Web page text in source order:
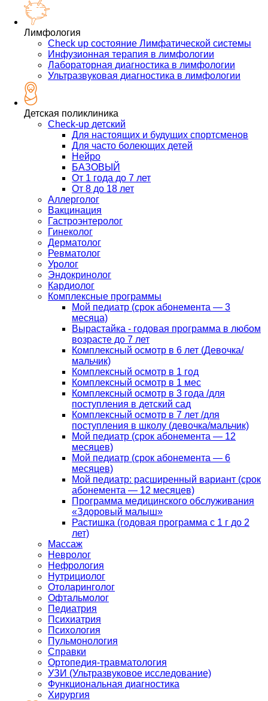
Лимфология
Check up состояние Лимфатической системы
Инфузионная терапия в лимфологии
Лабораторная диагностика в лимфологии
Ультразвуковая диагностика в лимфологии
Детская поликлиника
Check-up детский
Для настоящих и будущих спортсменов
Для часто болеющих детей
Нейро
БАЗОВЫЙ
От 1 года до 7 лет
От 8 до 18 лет
Аллерголог
Вакцинация
Гастроэнтеролог
Гинеколог
Дерматолог
Ревматолог
Уролог
Эндокринолог
Кардиолог
Комплексные программы
Мой педиатр (срок абонемента — 3
месяца)
Вырастайка - годовая программа в любом
возрасте до 7 лет
Комплексный осмотр в 6 лет (Девочка/
мальчик)
Комплексный осмотр в 1 год
Комплексный осмотр в 1 мес
Комплексный осмотр в 3 года /для
поступления в детский сад
Комплексный осмотр в 7 лет /для
поступления в школу (девочка/мальчик)
Мой педиатр (срок абонемента — 12
месяцев)
Мой педиатр (срок абонемента — 6
месяцев)
Мой педиатр: расширенный вариант (срок
абонемента — 12 месяцев)
Программа медицинского обслуживания
«Здоровый малыш»
Растишка (годовая программа с 1 г до 2
лет)
Массаж
Невролог
Нефрология
Нутрициолог
Отоларинголог
Офтальмолог
Педиатрия
Психиатрия
Психология
Пульмонология
Справки
Ортопедия-травматология
УЗИ (Ультразвуковое исследование)
Функциональная диагностика
Хирургия